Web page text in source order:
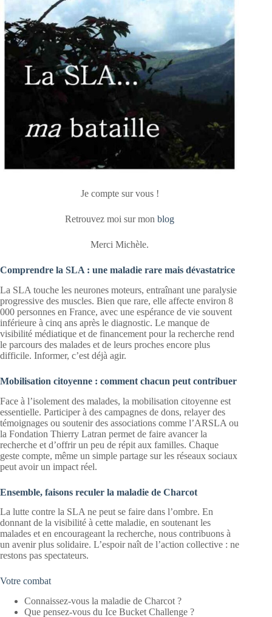
Je compte sur vous !
Retrouvez moi sur monblog
Merci Michèle.
Comprendre la SLA : une maladie rare mais dévastatrice
La SLA touche les neurones moteurs, entraînant une paralysie
progressive des muscles. Bien que rare, elle affecte environ 8
000 personnes en France, avec une espérance de vie souvent
inférieure à cinq ans après le diagnostic. Le manque de
visibilité médiatique et de financement pour la recherche rend
le parcours des malades et de leurs proches encore plus
difficile. Informer, c’est déjà agir.
Mobilisation citoyenne : comment chacun peut contribuer
Face à l’isolement des malades, la mobilisation citoyenne est
essentielle. Participer à des campagnes de dons, relayer des
témoignages ou soutenir des associations comme l’ARSLA ou
la Fondation Thierry Latran permet de faire avancer la
recherche et d’offrir un peu de répit aux familles. Chaque
geste compte, même un simple partage sur les réseaux sociaux
peut avoir un impact réel.
Ensemble, faisons reculer la maladie de Charcot
La lutte contre la SLA ne peut se faire dans l’ombre. En
donnant de la visibilité à cette maladie, en soutenant les
malades et en encourageant la recherche, nous contribuons à
un avenir plus solidaire. L’espoir naît de l’action collective : ne
restons pas spectateurs.
Votre combat
Connaissez-vous la maladie de Charcot ?
Que pensez-vous du Ice Bucket Challenge ?